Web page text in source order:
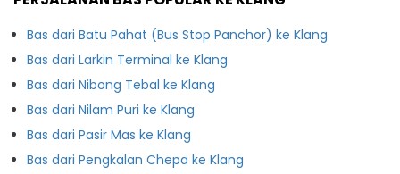
Bas dari Batu Pahat (Bus Stop Panchor) ke Klang
Bas dari Larkin Terminal ke Klang
Bas dari Nibong Tebal ke Klang
Bas dari Nilam Puri ke Klang
Bas dari Pasir Mas ke Klang
Bas dari Pengkalan Chepa ke Klang